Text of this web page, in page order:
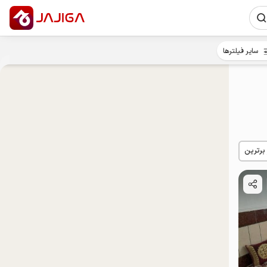
برترین
سایر فیلترها